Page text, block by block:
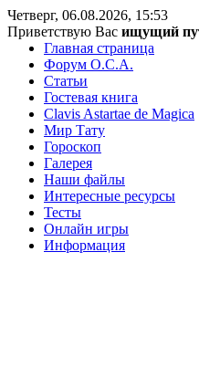
Четверг, 06.08.2026, 15:53
Приветствую Вас ищущий
Главная страница
Форум O.C.A.
Статьи
Гостевая книга
Clavis Astartae de Magica
Мир Тату
Гороскоп
Галерея
Наши файлы
Интересные ресурсы
Тесты
Онлайн игры
Информация